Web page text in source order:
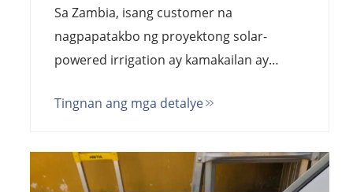
Zambia
Sa Zambia, isang customer na
nagpapatakbo ng proyektong solar-
powered irrigation ay kamakailan ay
kanilang bagong biniling Goldbell
inverter. Maagang pagkatapos ng pag-
install, paulit-ulit na ipinapakita ng
Tingnan ang mga detalye